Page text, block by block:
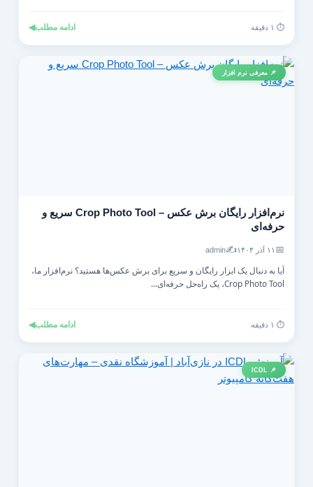
ادامه مطلب◀
📌 معرفی نرم افزار
نرم‌افزار رایگان برش عکس – Crop Photo Tool سریع و
حرفه‌ای
۱۱ آذر ۱۴۰۴ ✍️
admin
آیا به دنبال یک ابزار رایگان و سریع برای برش عکس‌ها هستید؟ نرم‌افزار ما،
Crop Photo Tool، یک راه‌حل حرفه‌ای...
ادامه مطلب◀
📌 ICDL